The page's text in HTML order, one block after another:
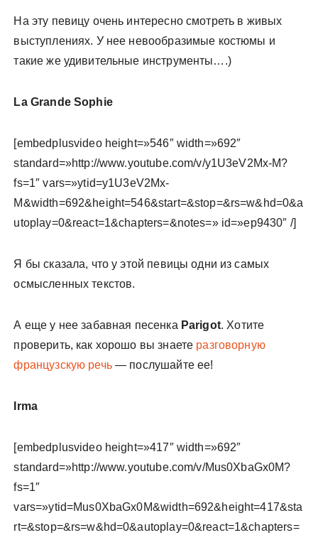
На эту певицу очень интересно смотреть в живых
выступлениях. У нее невообразимые костюмы и
такие же удивительные инструменты….)
La Grande Sophie
[embedplusvideo height=»546″ width=»692″
standard=»http://www.youtube.com/v/y1U3eV2Mx-M?
fs=1″ vars=»ytid=y1U3eV2Mx-
M&width=692&height=546&start=&stop=&rs=w&hd=0&a
utoplay=0&react=1&chapters=&notes=» id=»ep9430″ /]
Я бы сказала, что у этой певицы одни из самых
осмысленных текстов.
А еще у нее забавная песенка Parigot. Хотите
проверить, как хорошо вы знаете разговорную
французскую речь— послушайте ее!
Irma
[embedplusvideo height=»417″ width=»692″
standard=»http://www.youtube.com/v/Mus0XbaGx0M?
fs=1″
vars=»ytid=Mus0XbaGx0M&width=692&height=417&sta
rt=&stop=&rs=w&hd=0&autoplay=0&react=1&chapters=